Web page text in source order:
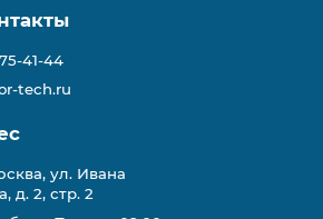
41-44
tech.ru
ул. Ивана
д. 2, стр. 2